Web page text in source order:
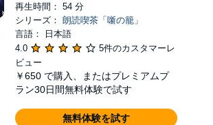
再生時間： 54 分
シリーズ： 朗読喫茶「噺の籠」
言語： 日本語
4.0
5件のカスタマーレ
ビュー
￥650 で購入、またはプレミアムプ
ラン30日間無料体験で試す
無料体験を試す